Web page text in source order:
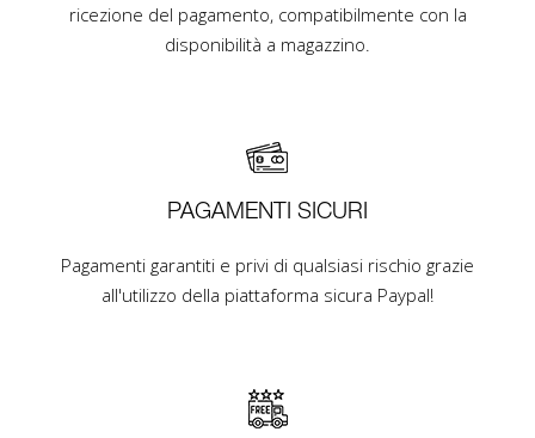
ricezione del pagamento, compatibilmente con la
disponibilità a magazzino.
PAGAMENTI SICURI
Pagamenti garantiti e privi di qualsiasi rischio grazie
all'utilizzo della piattaforma sicura Paypal!